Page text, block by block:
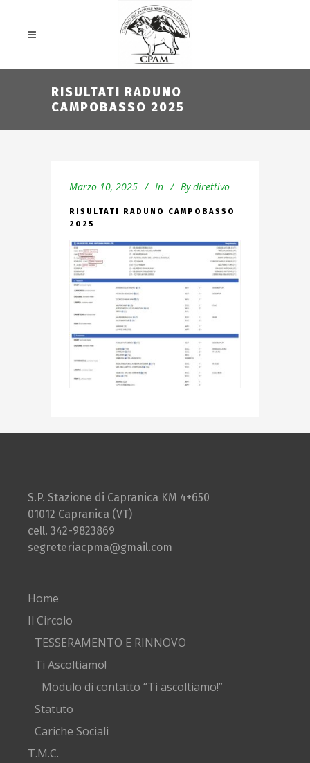
RISULTATI RADUNO
CAMPOBASSO 2025
Marzo 10, 2025 In By direttivo
RISULTATI RADUNO CAMPOBASSO
2025
S.P. Stazione di Capranica KM 4+650
01012 Capranica (VT)
cell. 342-9823869
segreteriacpma@gmail.com
Home
Il Circolo
TESSERAMENTO E RINNOVO
Ti Ascoltiamo!
Modulo di contatto “Ti ascoltiamo!”
Statuto
Cariche Sociali
T.M.C.